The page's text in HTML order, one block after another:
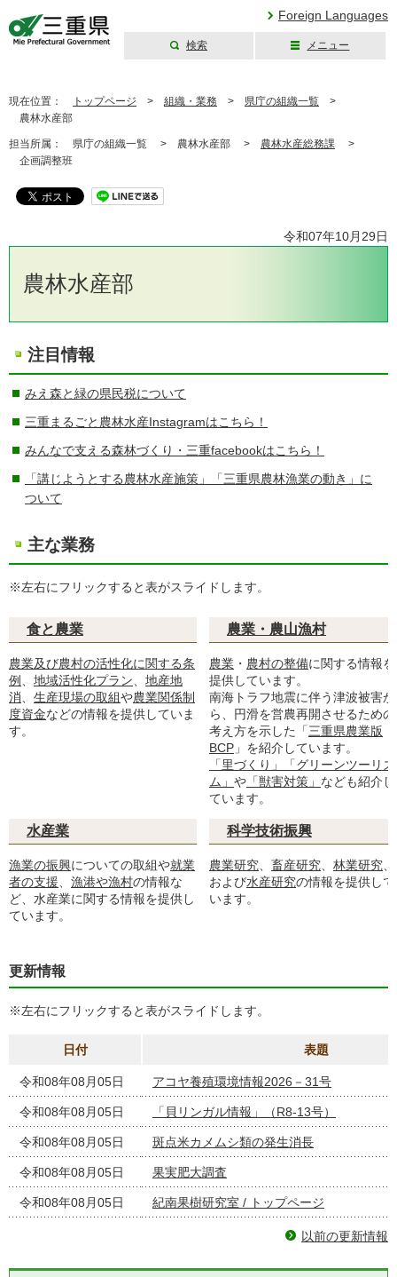
Foreign Languages
検索 メニュー
現在位置： トップページ > 組織・業務 > 県庁の組織一覧 >
農林水産部
担当所属： 県庁の組織一覧 > 農林水産部 > 農林水産総務課 >
企画調整班
令和07年10月29日
農林水産部
注目情報
みえ森と緑の県民税について
三重まるごと農林水産Instagramはこちら！
みんなで支える森林づくり・三重facebookはこちら！
「講じようとする農林水産施策」「三重県農林漁業の動き」に
ついて
主な業務
※左右にフリックすると表がスライドします。
食と農業
農業及び農村の活性化に関する条
例
地域活性化プラン
地産地
消
生産現場の取組や農業関係制
度資金などの情報を提供していま
す。
農業・農山漁村
農業 ・ 農村の整備に関する情報を
提供しています。
南海トラフ地震に伴う津波被害か
ら、円滑を営農再開させるための
考え方を示した「三重県農業版
BCP 」を紹介しています。
「里づくり」「グリーンツーリズ
ム」 や 「獣害対策」 なども紹介し
ています。
水産業
漁業の振興についての取組や就業
者の支援
漁港や漁村の情報な
ど、水産業に関する情報を提供し
ています。
科学技術振興
農業研究 畜産研究 林業研究
および水産研究の情報を提供して
います。
更新情報
※左右にフリックすると表がスライドします。
日付 表題
令和08年08月05日 アコヤ養殖環境情報2026－31号
令和08年08月05日 「貝リンガル情報」（R8-13号）
令和08年08月05日 斑点米カメムシ類の発生消長
令和08年08月05日 果実肥大調査
令和08年08月05日 紀南果樹研究室 / トップページ
以前の更新情報